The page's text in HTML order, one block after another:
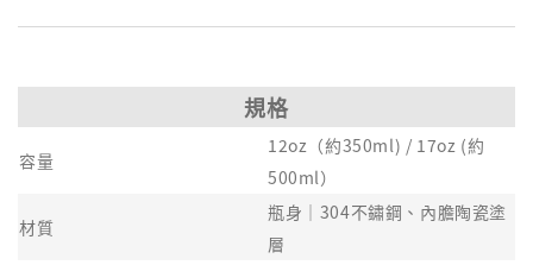
規格
容量
12oz（約350ml) / 17oz (約
500ml）
材質
瓶身｜304不鏽鋼、內膽陶瓷塗
層